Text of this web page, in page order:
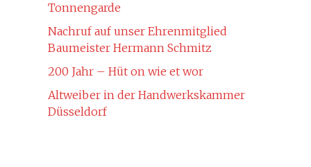
Tonnengarde
Nachruf auf unser Ehrenmitglied
Baumeister Hermann Schmitz
200 Jahr – Hüt on wie et wor
Altweiber in der Handwerkskammer
Düsseldorf